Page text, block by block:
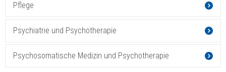
Pflege
Psychiatrie und Psychotherapie
Psychosomatische Medizin und Psychotherapie